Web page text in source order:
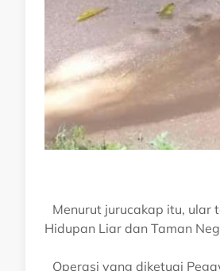
Menurut jurucakap itu, ular
Hidupan Liar dan Taman
Operasi yang diketuai